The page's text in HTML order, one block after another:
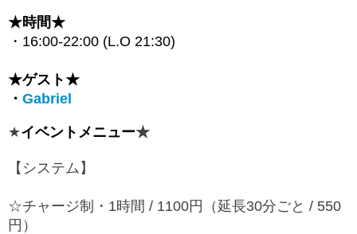
★時間★
・16:00-22:00 (L.O 21:30)
★ゲスト★
・ Gabriel
★イベントメニュー★
【システム】
☆チャージ制・1時間 / 1100円（延長30分ごと / 550
円）